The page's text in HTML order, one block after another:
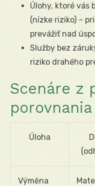
Úlohy, ktoré vás
(nízke riziko) –
prevážiť nad
Služby bez
riziko drahého
Scenáre z
porovnania
Úloha
Výměna